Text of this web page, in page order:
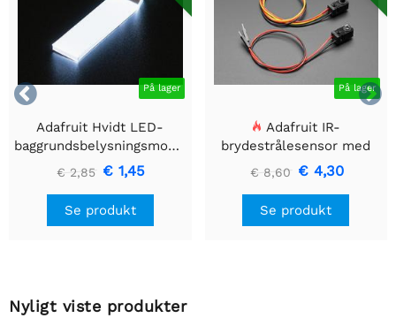

 På lager
Adafruit Hvidt LED-
baggrundsbelysningsmodul
- Lille 12mm x 40mm
€ 2,85 € 1,45
Se produkt
På lager
Adafruit IR-
brydestrålesensor med
premium ledningsstuds -
5 mm LED'er
€ 8,60 € 4,30
Se produkt
Nyligt viste produkter